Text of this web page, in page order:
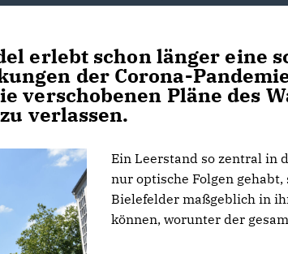
erlebt schon länger eine
der Corona-
verschobenen Pläne des
verlassen.
Ein Leerstand so zentral in
nur optische Folgen
Bielefelder maßgeblich in
können, worunter der